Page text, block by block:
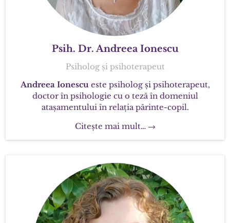
Psih. Dr. Andreea Ionescu
Psiholog și psihoterapeut
Andreea Ionescueste psiholog și psihoterapeut,
doctor în psihologie cu o teză în domeniul
atașamentului în relația părinte-copil.
Citește mai mult… →